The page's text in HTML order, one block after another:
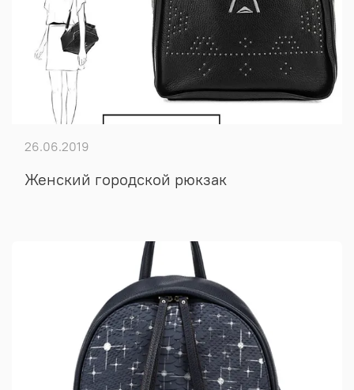
Женский городской рюкзак
26.06.2019